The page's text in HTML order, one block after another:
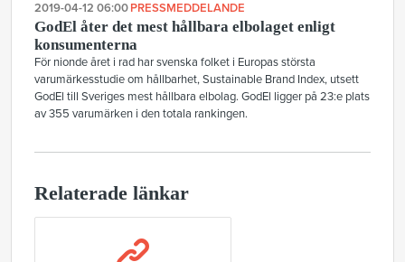
2019-04-12 06:00PRESSMEDDELANDE
GodEl åter det mest hållbara elbolaget enligt
konsumenterna
För nionde året i rad har svenska folket i Europas största
varumärkesstudie om hållbarhet, Sustainable Brand Index, utsett
GodEl till Sveriges mest hållbara elbolag. GodEl ligger på 23:e plats
av 355 varumärken i den totala rankingen.
Relaterade länkar